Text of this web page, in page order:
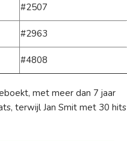
#2507
#2963
#4808
met meer dan 7 jaar
terwijl Jan Smit met 30 hits